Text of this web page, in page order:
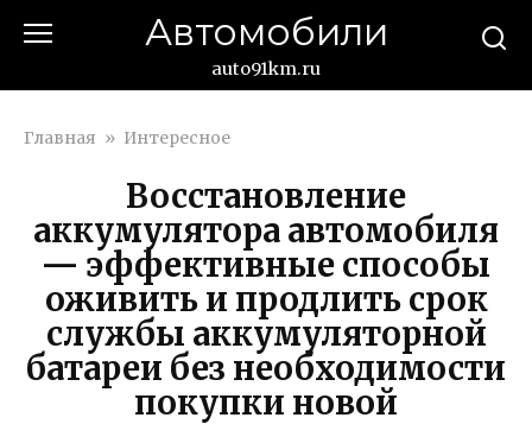
Автомобили
auto91km.ru
Главная » Интересное
Восстановление
аккумулятора автомобиля
— эффективные способы
оживить и продлить срок
службы аккумуляторной
батареи без необходимости
покупки новой